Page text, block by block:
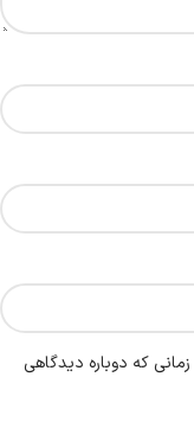
که دوباره دیدگاهی